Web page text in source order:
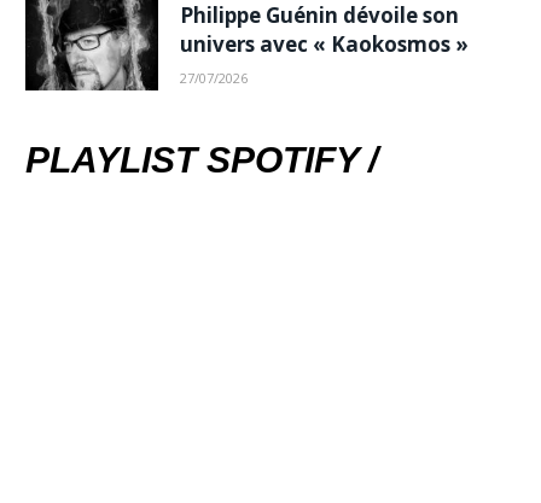
Philippe Guénin dévoile son
univers avec « Kaokosmos »
27/07/2026
PLAYLIST SPOTIFY /